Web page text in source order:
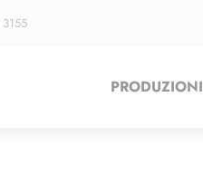
PRODUZIONI